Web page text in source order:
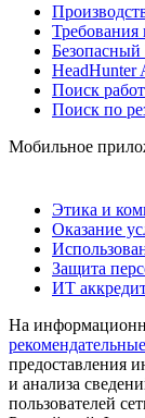
Безопасный
HeadHunter
Поиск
Поиск по
Мобильное
Этика и
Оказание
Защита
ИТ
На
предоставления
и анализа
пользователей